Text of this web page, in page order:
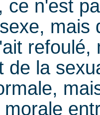
ce n'est
mais
de la